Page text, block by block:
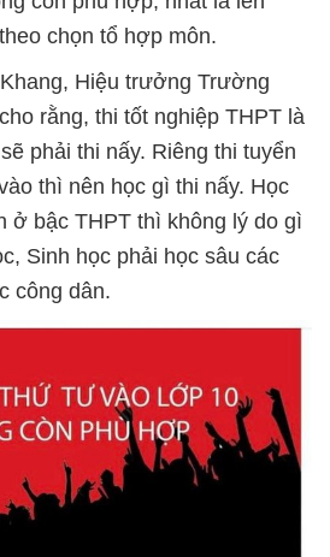
chọn tổ hợp môn.
Hiệu trưởng Trường
rằng, thi tốt nghiệp THPT là
phải thi nấy. Riêng thi tuyển
thì nên học gì thi nấy. Học
ở bậc THPT thì không lý do gì
Sinh học phải học sâu các
công dân.